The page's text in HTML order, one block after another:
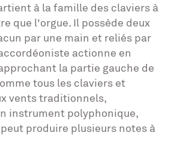
à la famille des claviers à
que l'orgue. Il possède deux
par une main et reliés par
actionne en
la partie gauche de
tous les claviers et
vents traditionnels,
instrument polyphonique,
produire plusieurs notes à